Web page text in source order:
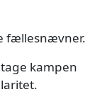
fællesnævner.
kampen